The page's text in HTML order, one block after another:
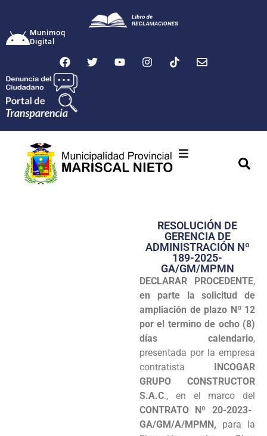
Munimoq
Digital
Transparencia
Seguridad
Programas
Intranet
RESOLUCIÓN DE
GERENCIA DE
ADMINISTRACIÓN Nº
189-2025-
GA/GM/MPMN
DECLARAR PROCEDENTE,
en parte la solicitud de
ampliación de plazo Nº 12
por el termino de ocho (8)
días calendario,
presentada por la empresa
contratista INCOGAR
GRUPO CONSTRUCTOR
S.A.C., en el marco del
CONTRATO Nº 20-2023-
GA/GM/A/MPMN, para la